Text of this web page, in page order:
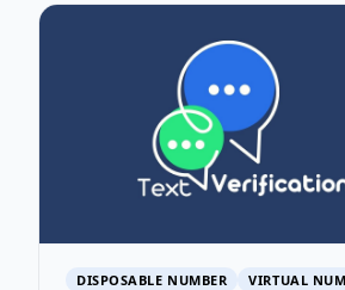
DISPOSABLE NUMBER VIRTUAL